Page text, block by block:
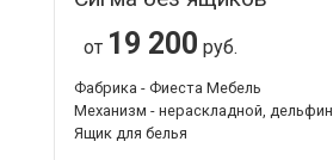
от 19 200 руб.
Фабрика - Фиеста Мебель
Механизм - нераскладной, дельфин
Ящик для белья